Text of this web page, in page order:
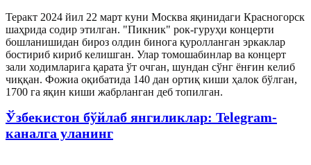
Теракт 2024 йил 22 март куни Москва яқинидаги Красногорск
шаҳрида содир этилган. "Пикник" рок-гуруҳи концерти
бошланишидан бироз олдин бинога қуролланган эркаклар
бостириб кириб келишган. Улар томошабинлар ва концерт
зали ходимларига қарата ўт очган, шундан сўнг ёнғин келиб
чиққан. Фожиа оқибатида 140 дан ортиқ киши ҳалок бўлган,
1700 га яқин киши жабрланган деб топилган.
Ўзбекистон бўйлаб янгиликлар: Telegram-
каналга уланинг